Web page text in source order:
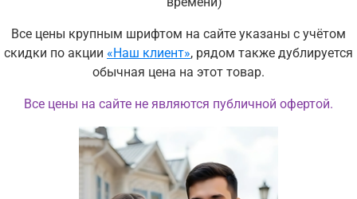
Все цены крупным шрифтом на сайте указаны с учётом
скидки по акции «Наш клиент», рядом также дублируется
обычная цена на этот товар.
Все цены на сайте не являются публичной офертой.